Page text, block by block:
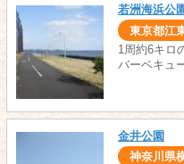
若洲海浜公
東京都江
1周約6キロ
バーベキュ
金井公園
神奈川県